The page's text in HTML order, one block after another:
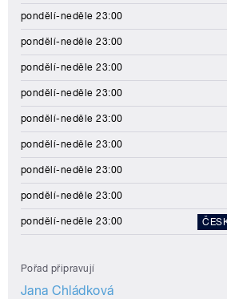
pondělí-neděle 23:00
pondělí-neděle 23:00
pondělí-neděle 23:00
pondělí-neděle 23:00
pondělí-neděle 23:00
pondělí-neděle 23:00
pondělí-neděle 23:00
pondělí-neděle 23:00
pondělí-neděle 23:00
Pořad připravují
Jana Chládková